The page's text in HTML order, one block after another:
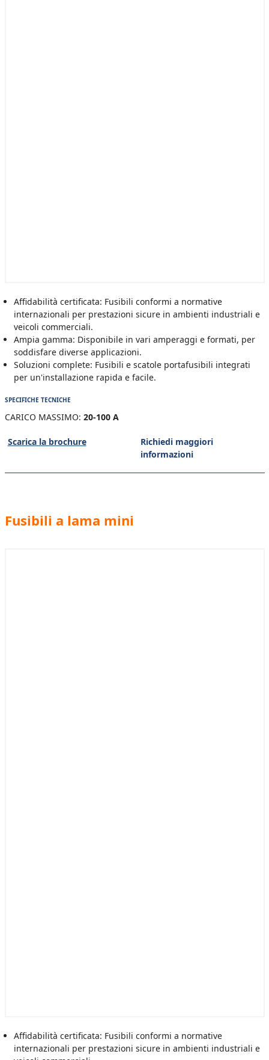
Affidabilità certificata: Fusibili conformi a normative
internazionali per prestazioni sicure in ambienti industriali e
veicoli commerciali.
Ampia gamma: Disponibile in vari amperaggi e formati, per
soddisfare diverse applicazioni.
Soluzioni complete: Fusibili e scatole portafusibili integrati
per un'installazione rapida e facile.
SPECIFICHE TECNICHE
CARICO MASSIMO: 20-100 A
Scarica la brochure
Richiedi maggiori
informazioni
Fusibili a lama mini
Affidabilità certificata: Fusibili conformi a normative
internazionali per prestazioni sicure in ambienti industriali e